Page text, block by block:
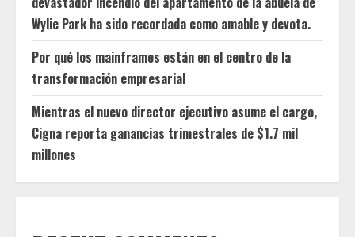
Wylie Park ha sido recordada como amable y devota.
Por qué los mainframes están en el centro de la
transformación empresarial
Mientras el nuevo director ejecutivo asume el cargo,
Cigna reporta ganancias trimestrales de $1.7 mil
millones